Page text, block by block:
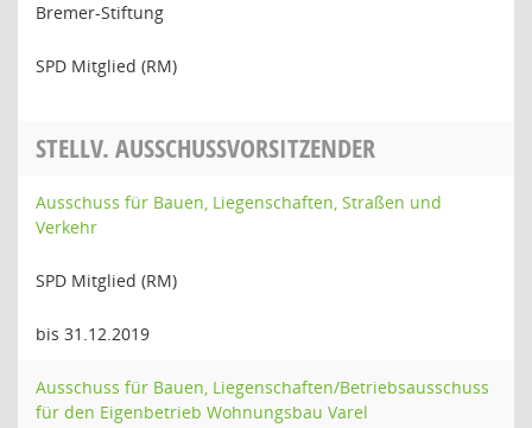
Bremer-Stiftung
SPD Mitglied (RM)
STELLV. AUSSCHUSSVORSITZENDER
Ausschuss für Bauen, Liegenschaften, Straßen und
Verkehr
SPD Mitglied (RM)
bis 31.12.2019
Ausschuss für Bauen, Liegenschaften/Betriebsausschuss
für den Eigenbetrieb Wohnungsbau Varel